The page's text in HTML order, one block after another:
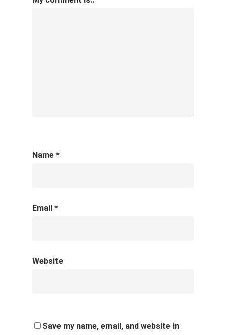
Name *
Email *
Website
Save my name, email, and website in